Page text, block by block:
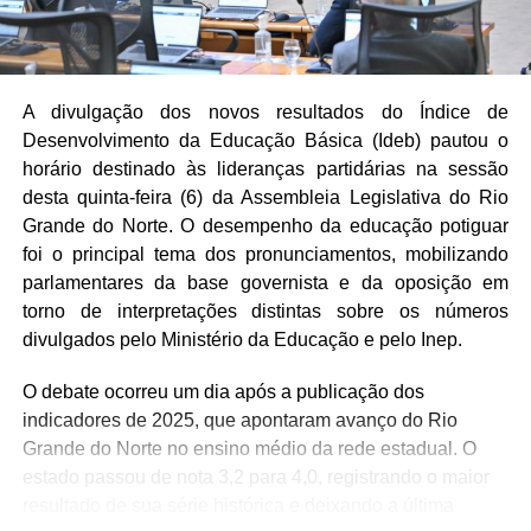
A divulgação dos novos resultados do Índice de
Desenvolvimento da Educação Básica (Ideb) pautou o
horário destinado às lideranças partidárias na sessão
desta quinta-feira (6) da Assembleia Legislativa do Rio
Grande do Norte. O desempenho da educação potiguar
foi o principal tema dos pronunciamentos, mobilizando
parlamentares da base governista e da oposição em
torno de interpretações distintas sobre os números
divulgados pelo Ministério da Educação e pelo Inep.
O debate ocorreu um dia após a publicação dos
indicadores de 2025, que apontaram avanço do Rio
Grande do Norte no ensino médio da rede estadual. O
estado passou de nota 3,2 para 4,0, registrando o maior